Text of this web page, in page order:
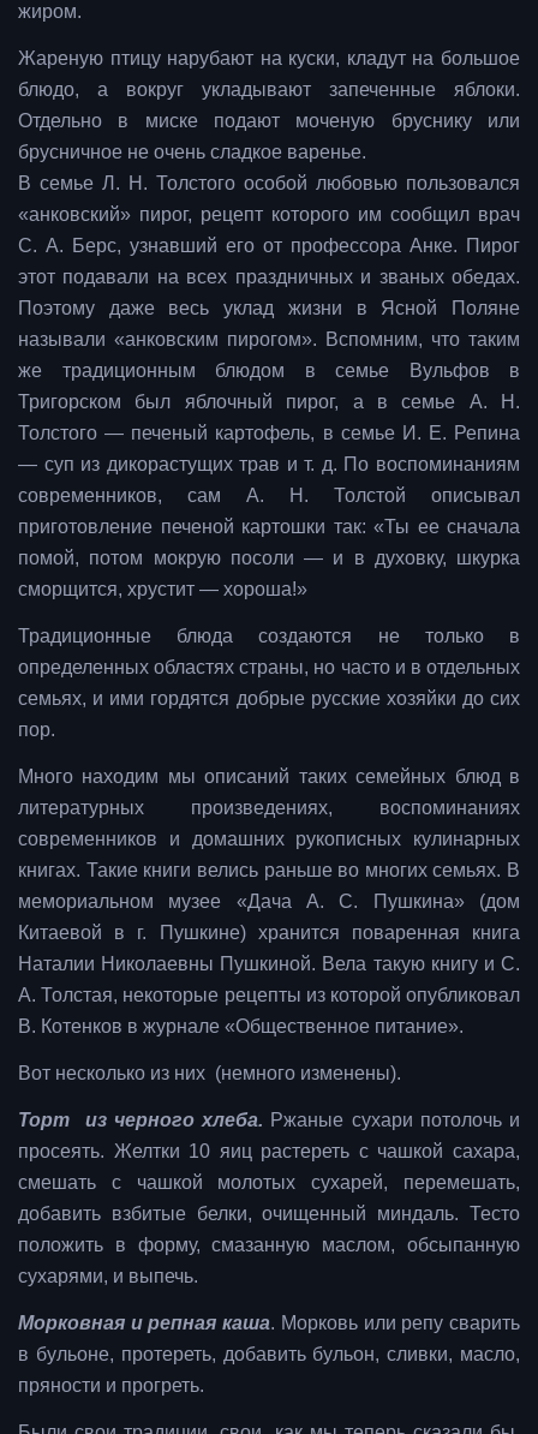
жиром.
Жареную птицу нарубают на куски, кладут на большое
блюдо, а вокруг укладывают запеченные яблоки.
Отдельно в миске подают моченую бруснику или
брусничное не очень сладкое варенье.
В семье Л. Н. Толстого особой любовью пользовался
«анковский» пирог, рецепт которого им сообщил врач
С. А. Берс, узнавший его от профессора Анке. Пирог
этот подавали на всех праздничных и званых обедах.
Поэтому даже весь уклад жизни в Ясной Поляне
называли «анковским пирогом». Вспомним, что таким
же традиционным блюдом в семье Вульфов в
Тригорском был яблочный пирог, а в семье А. Н.
Толстого — печеный картофель, в семье И. Е. Репина
— суп из дикорастущих трав и т. д. По воспоминаниям
современников, сам А. Н. Толстой описывал
приготовление печеной картошки так: «Ты ее сначала
помой, потом мокрую посоли — и в духовку, шкурка
сморщится, хрустит — хороша!»
Традиционные блюда создаются не только в
определенных областях страны, но часто и в отдельных
семьях, и ими гордятся добрые русские хозяйки до сих
пор.
Много находим мы описаний таких семейных блюд в
литературных произведениях, воспоминаниях
современников и домашних рукописных кулинарных
книгах. Такие книги велись раньше во многих семьях. В
мемориальном музее «Дача А. С. Пушкина» (дом
Китаевой в г. Пушкине) хранится поваренная книга
Наталии Николаевны Пушкиной. Вела такую книгу и С.
А. Толстая, некоторые рецепты из которой опубликовал
В. Котенков в журнале «Общественное питание».
Вот несколько из них (немного изменены).
Торт из черного хлеба. Ржаные сухари потолочь и
просеять. Желтки 10 яиц растереть с чашкой сахара,
смешать с чашкой молотых сухарей, перемешать,
добавить взбитые белки, очищенный миндаль. Тесто
положить в форму, смазанную маслом, обсыпанную
сухарями, и выпечь.
Морковная и репная каша. Морковь или репу сварить
в бульоне, протереть, добавить бульон, сливки, масло,
пряности и прогреть.